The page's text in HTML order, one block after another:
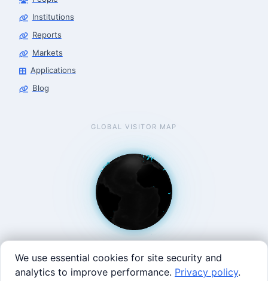
Institutions
Reports
Markets
Applications
Blog
GLOBAL VISITOR MAP
We use essential cookies for site security and
analytics to improve performance. Privacy policy.